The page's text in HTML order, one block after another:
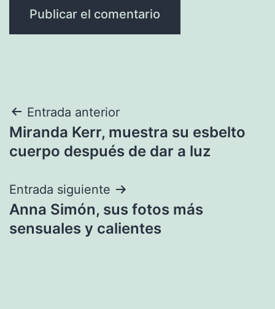
Navegación
de
Entrada anterior
Miranda Kerr, muestra su esbelto
cuerpo después de dar a luz
Entrada siguiente
Anna Simón, sus fotos más
sensuales y calientes